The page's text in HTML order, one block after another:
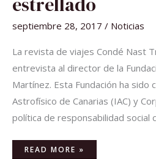
septiembre 28, 2017 / Noticias
La revista de viajes Condé Nast
entrevista al director de la
Martínez. Esta Fundación ha
Astrofísico de Canarias (IAC) y
política de responsabilidad social
READ MORE »